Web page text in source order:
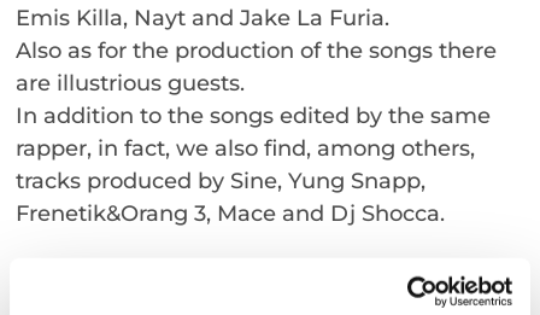
Emis Killa, Nayt and Jake La Furia.
Also as for the production of the songs there
are illustrious guests.
In addition to the songs edited by the same
rapper, in fact, we also find, among others,
tracks produced by Sine, Yung Snapp,
Frenetik&Orang 3, Mace and Dj Shocca.
Cattolica in the Queen’s Arena on August 9th,